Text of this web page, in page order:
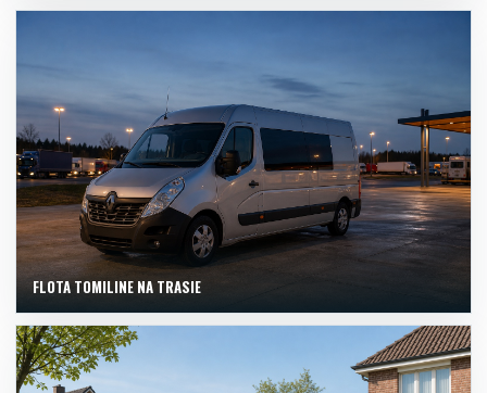
FLOTA TOMILINE NA TRASIE